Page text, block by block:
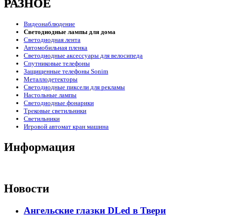
РАЗНОЕ
Видеонаблюдение
Светодиодные лампы для дома
Светодиодная лента
Автомобильная пленка
Светодиодные аксессуары для велосипеда
Спутниковые телефоны
Защищенные телефоны Sonim
Металлодетекторы
Светодиодные пиксели для рекламы
Настольные лампы
Светодиодные фонарики
Трековые светильники
Светильники
Игровой автомат кран машина
Информация
Новости
Ангельские глазки DLed в Твери